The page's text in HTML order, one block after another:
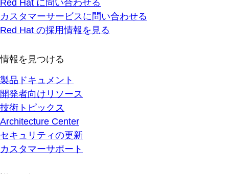
Red Hat に問い合わせる
カスタマーサービスに問い合わせる
Red Hat の採用情報を見る
情報を見つける
製品ドキュメント
開発者向けリソース
技術トピックス
Architecture Center
セキュリティの更新
カスタマーサポート